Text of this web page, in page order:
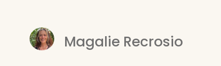
Magalie Recrosio